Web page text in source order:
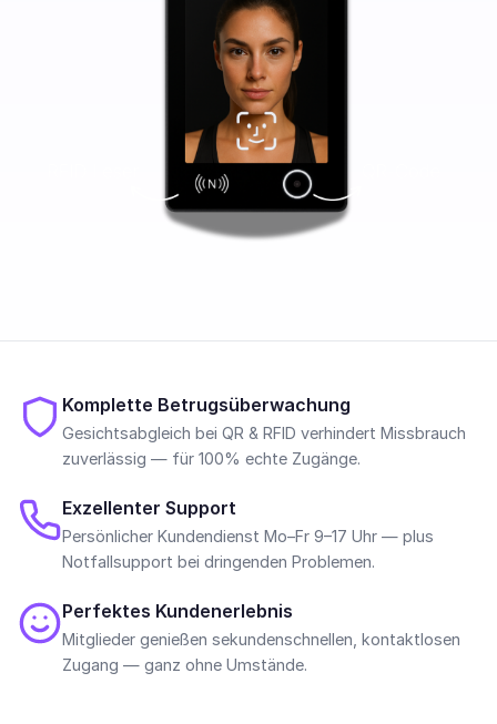
Komplette Betrugsüberwachung
Gesichtsabgleich bei QR & RFID verhindert Missbrauch
zuverlässig — für 100% echte Zugänge.
Exzellenter Support
Persönlicher Kundendienst Mo–Fr 9–17 Uhr — plus
Notfallsupport bei dringenden Problemen.
Perfektes Kundenerlebnis
Mitglieder genießen sekundenschnellen, kontaktlosen
Zugang — ganz ohne Umstände.